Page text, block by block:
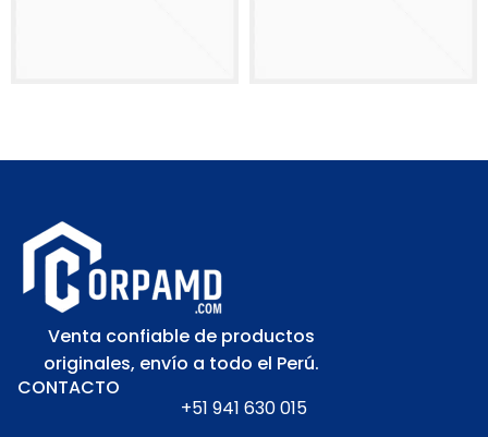
Venta confiable de productos
originales, envío a todo el Perú.
CONTACTO
+51 941 630 015